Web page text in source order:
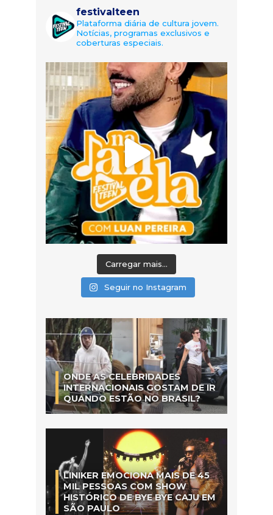
festivalteen
Plataforma diária de cultura jovem.
Notícias, programas exclusivos e
coberturas especiais.
Carregar mais...
Seguir no Instagram
ONDE AS CELEBRIDADES
INTERNACIONAIS GOSTAM DE IR
QUANDO ESTÃO NO BRASIL?
LINIKER EMOCIONA MAIS DE 45
MIL PESSOAS COM SHOW
HISTÓRICO DE BYE BYE CAJU EM
SÃO PAULO